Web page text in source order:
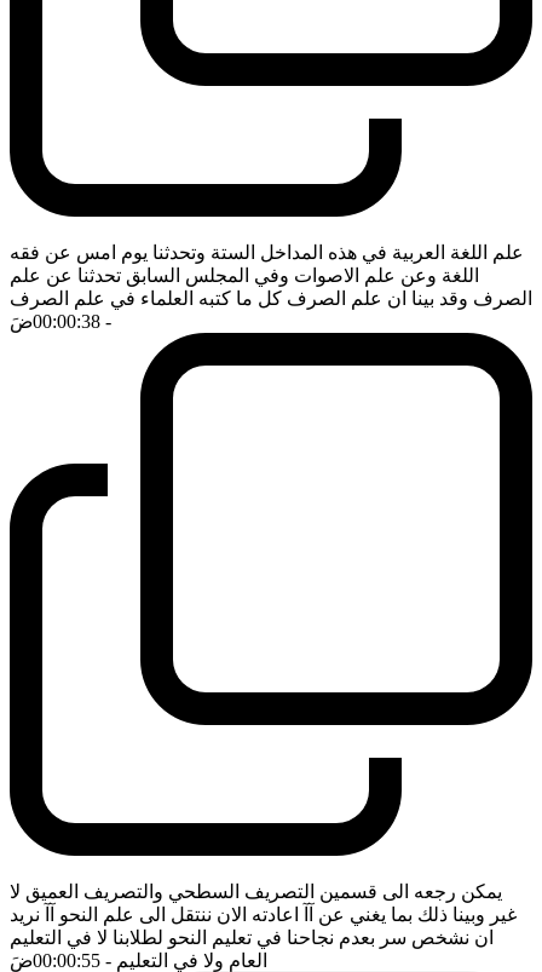
علم اللغة العربية في هذه المداخل الستة وتحدثنا يوم امس عن فقه
اللغة وعن علم الاصوات وفي المجلس السابق تحدثنا عن علم
الصرف وقد بينا ان علم الصرف كل ما كتبه العلماء في علم الصرف
- 00:00:38
ضَ
يمكن رجعه الى قسمين التصريف السطحي والتصريف العميق لا
غير وبينا ذلك بما يغني عن آآ اعادته الان ننتقل الى علم النحو آآ نريد
ان نشخص سر بعدم نجاحنا في تعليم النحو لطلابنا لا في التعليم
العام ولا في التعليم - 00:00:55 ضَ